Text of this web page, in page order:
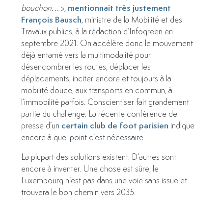
bouchon… », mentionnait très justement
François Bausch, ministre de la Mobilité et des
Travaux publics, à la rédaction d’Infogreen en
septembre 2021. On accélère donc le mouvement
déjà entamé vers la multimodalité pour
désencombrer les routes, déplacer les
déplacements, inciter encore et toujours à la
mobilité douce, aux transports en commun, à
l’immobilité parfois. Conscientiser fait grandement
partie du challenge. La récente conférence de
presse d’un certain club de foot parisien indique
encore à quel point c’est nécessaire.
La plupart des solutions existent. D’autres sont
encore à inventer. Une chose est sûre, le
Luxembourg n’est pas dans une voie sans issue et
trouvera le bon chemin vers 2035.